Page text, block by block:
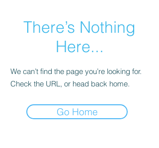
There’s Nothing
Here...
We can’t find the page you’re looking for.
Check the URL, or head back home.
Go Home